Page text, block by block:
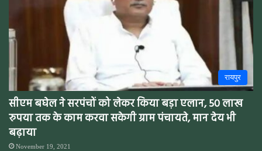
रायपुर
सीएम बघेल ने सरपंचों को लेकर किया बड़ा एलान, 50 लाख
रुपया तक के काम करवा सकेगी ग्राम पंचायते, मान देय भी
बढ़ाया
November 19, 2021